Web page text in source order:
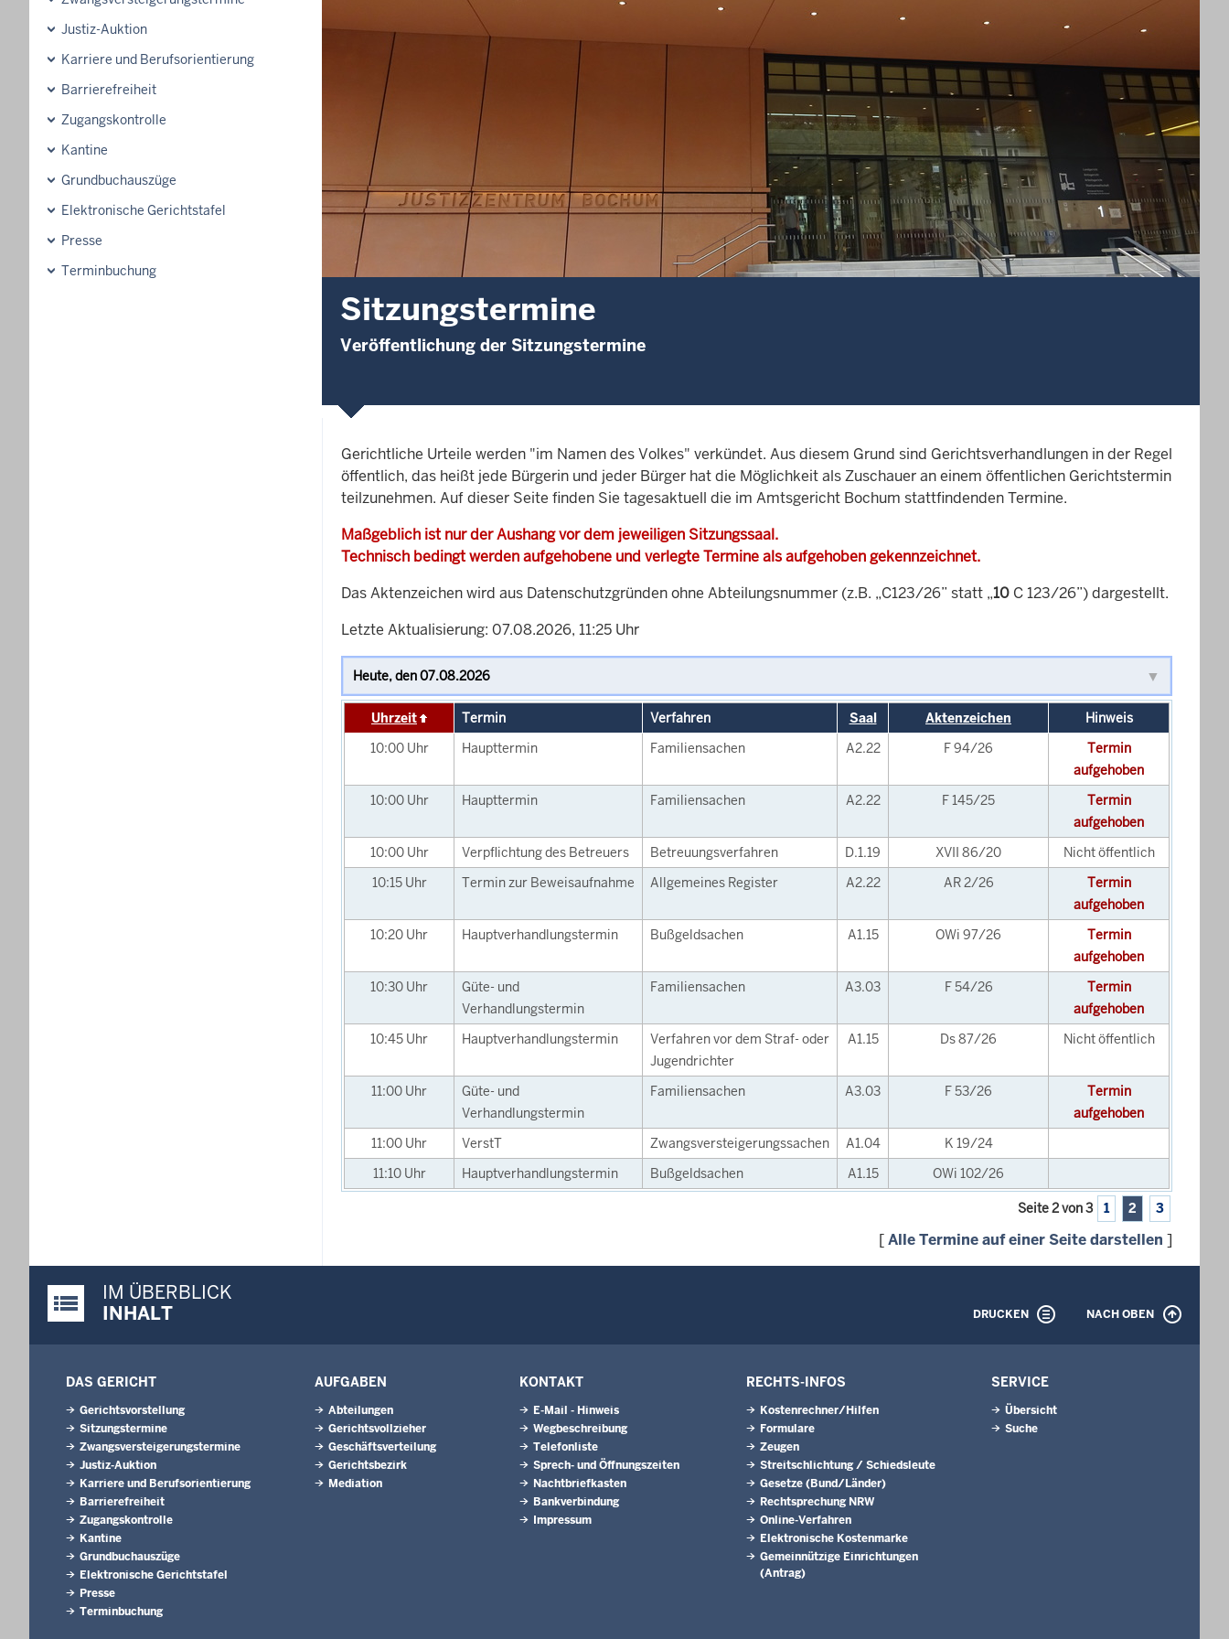
Justiz-Auktion
Karriere und Berufsorientierung
Barrierefreiheit
Zugangskontrolle
Kantine
Grundbuchauszüge
Elektronische Gerichtstafel
Presse
Terminbuchung
Sitzungstermine
Veröffentlichung der Sitzungstermine
Gerichtliche Urteile werden "im Namen des Volkes" verkündet. Aus diesem Grund sind Gerichtsverhandlungen in der Regel
öffentlich, das heißt jede Bürgerin und jeder Bürger hat die Möglichkeit als Zuschauer an einem öffentlichen Gerichtstermin
teilzunehmen. Auf dieser Seite finden Sie tagesaktuell die im Amtsgericht Bochum stattfindenden Termine.
Maßgeblich ist nur der Aushang vor dem jeweiligen Sitzungssaal.
Technisch bedingt werden aufgehobene und verlegte Termine als aufgehoben gekennzeichnet.
Das Aktenzeichen wird aus Datenschutzgründen ohne Abteilungsnummer (z.B. „C123/26” statt „10 C 123/26”) dargestellt.
Letzte Aktualisierung: 07.08.2026, 11:25 Uhr
Uhrzeit Termin Verfahren Saal Aktenzeichen
Hinweis
10:00 Uhr Haupttermin Familiensachen A2.22 F 94/26
Termin
aufgehoben
10:00 Uhr Haupttermin Familiensachen A2.22 F 145/25
Termin
aufgehoben
10:00 Uhr Verpflichtung des Betreuers Betreuungsverfahren D.1.19 XVII 86/20
Nicht öffentlich
10:15 Uhr Termin zur Beweisaufnahme Allgemeines Register A2.22 AR 2/26
Termin
aufgehoben
10:20 Uhr Hauptverhandlungstermin Bußgeldsachen A1.15 OWi 97/26
Termin
aufgehoben
10:30 Uhr
Güte- und
Verhandlungstermin
Familiensachen A3.03 F 54/26
Termin
aufgehoben
10:45 Uhr Hauptverhandlungstermin
Verfahren vor dem Straf- oder
Jugendrichter
A1.15 Ds 87/26 Nicht öffentlich
11:00 Uhr
Güte- und
Verhandlungstermin
Familiensachen A3.03 F 53/26
Termin
aufgehoben
11:00 Uhr VerstT Zwangsversteigerungssachen A1.04
K 19/24
11:10 Uhr Hauptverhandlungstermin Bußgeldsachen A1.15 OWi 102/26
Seite 2 von 3 1 2 3
[Alle Termine auf einer Seite darstellen ]
Justiz-Portal im Überblick:
IM ÜBERBLICK
INHALT
DRUCKEN NACH OBEN
DAS GERICHT
Gerichtsvorstellung
Sitzungstermine
Zwangsversteigerungs­termine
Justiz-Auktion
Karriere und Berufsorientierung
Barrierefreiheit
Zugangskontrolle
Kantine
Grundbuchauszüge
Elektronische Gerichtstafel
Presse
Terminbuchung
AUFGABEN
Abteilungen
Gerichtsvollzieher
Geschäftsverteilung
Gerichtsbezirk
Mediation
KONTAKT
E-Mail - Hinweis
Wegbeschreibung
Telefonliste
Sprech- und Öffnungszeiten
Nachtbriefkasten
Bankverbindung
Impressum
RECHTS-INFOS
Kostenrechner/Hilfen
Formulare
Zeugen
Streitschlichtung / Schiedsleute
Gesetze (Bund/Länder)
Rechtsprechung NRW
Online-Verfahren
Elektronische Kostenmarke
Gemeinnützige Einrichtungen
(Antrag)
SERVICE
Übersicht
Suche